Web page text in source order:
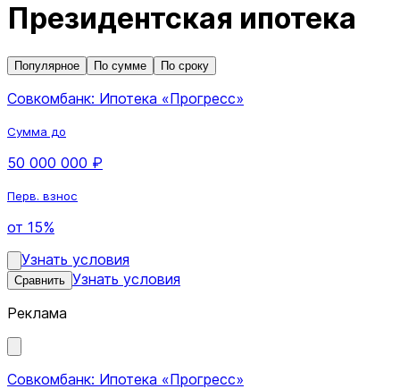
Президентская ипотека
Популярное По сумме По сроку
Совкомбанк: Ипотека «Прогресс»
Сумма до
50 000 000 ₽
Перв. взнос
от 15%
Узнать условия
Сравнить Узнать условия
Реклама
Совкомбанк: Ипотека «Прогресс»